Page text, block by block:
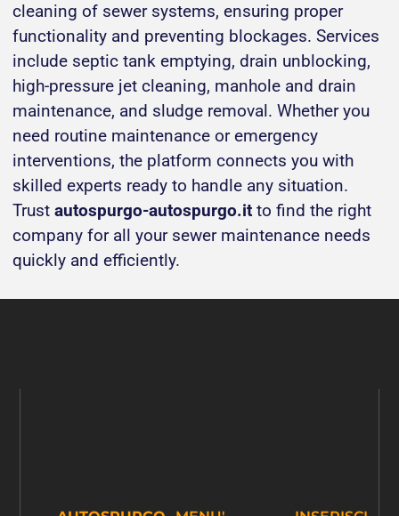
cleaning of sewer systems, ensuring proper
functionality and preventing blockages. Services
include septic tank emptying, drain unblocking,
high-pressure jet cleaning, manhole and drain
maintenance, and sludge removal. Whether you
need routine maintenance or emergency
interventions, the platform connects you with
skilled experts ready to handle any situation.
Trust autospurgo-autospurgo.it to find the right
company for all your sewer maintenance needs
quickly and efficiently.